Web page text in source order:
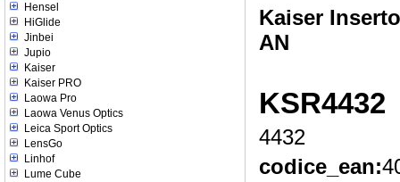
Hensel
HiGlide
Jinbei
Jupio
Kaiser
Kaiser PRO
Laowa Pro
Laowa Venus Optics
Leica Sport Optics
LensGo
Linhof
Lume Cube
Kaiser
AN
KSR4432
4432
codice_ean: